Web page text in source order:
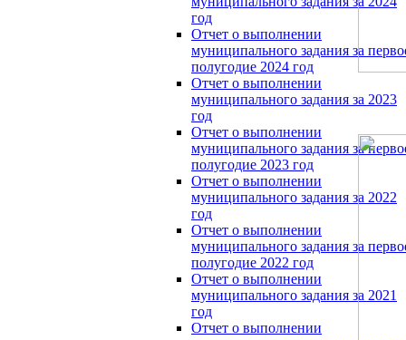
год
Отчет о выполнении
муниципального задания за
полугодие 2024 год
Отчет о выполнении
муниципального задания за 2023
год
Отчет о выполнении
муниципального задания за
полугодие 2023 год
Отчет о выполнении
муниципального задания за 2022
год
Отчет о выполнении
муниципального задания за
полугодие 2022 год
Отчет о выполнении
муниципального задания за 2021
год
Отчет о выполнении